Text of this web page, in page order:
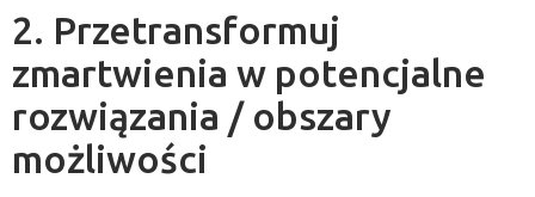
2. Przetransformuj
zmartwienia w potencjalne
rozwiązania / obszary
możliwości